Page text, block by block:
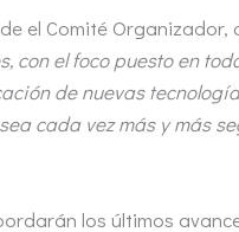
el Comité Organizador,
el foco puesto en
de nuevas
cada vez más y más
los últimos